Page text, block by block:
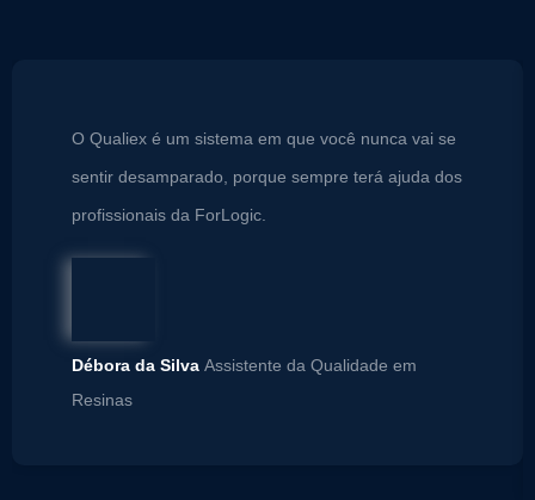
O Qualiex é um sistema em que você nunca vai se
sentir desamparado, porque sempre terá ajuda dos
profissionais da ForLogic.
Débora da Silva Assistente da Qualidade em
Resinas